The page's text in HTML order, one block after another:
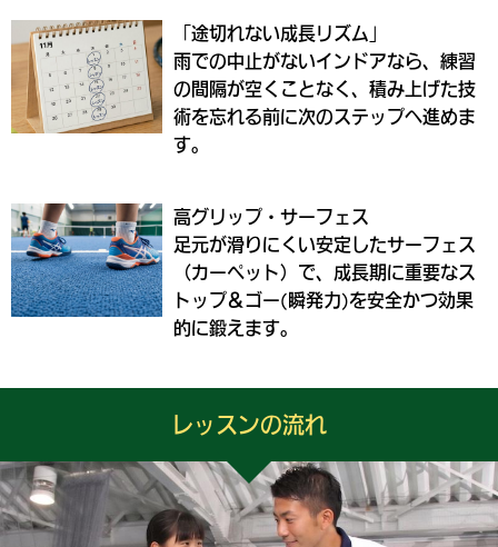
「途切れない成長リズム」
雨での中止がないインドアなら、練習
の間隔が空くことなく、積み上げた技
術を忘れる前に次のステップへ進めま
す。
高グリップ・サーフェス
足元が滑りにくい安定したサーフェス
（カーペット）で、成長期に重要なス
トップ＆ゴー(瞬発力)を安全かつ効果
的に鍛えます。
レッスンの流れ